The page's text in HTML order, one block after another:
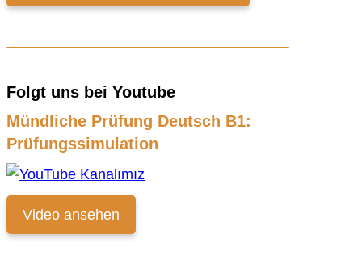
Folgt uns bei Youtube
Mündliche Prüfung Deutsch B1:
Prüfungssimulation
Video ansehen